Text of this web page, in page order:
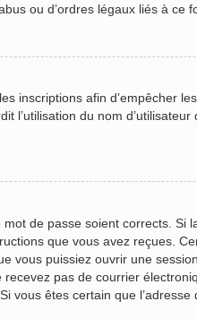
ou d’ordres légaux liés à ce
inscriptions afin d’empêcher
l’utilisation du nom
de passe soient corrects.
que vous avez reçues.
vous puissiez ouvrir une
pas de courrier
vous êtes certain que